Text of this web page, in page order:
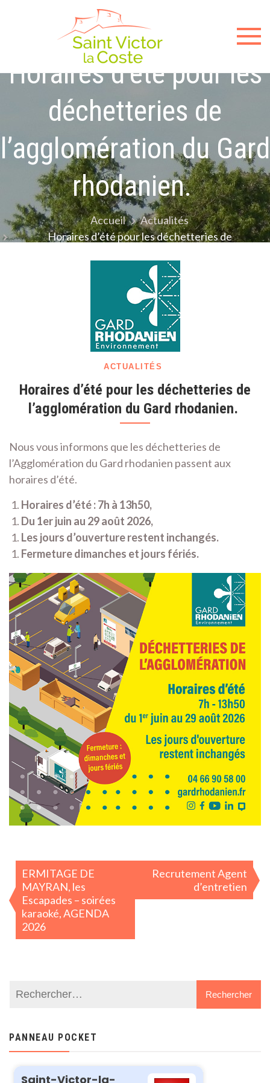
Site
de
la-
Horaires d’été pour les
déchetteries de
l’agglomération du Gard
rhodanien.
Accueil
Actualités
Horaires d’été pour les déchetteries de
ACTUALITÉS
Horaires d’été pour les déchetteries de
l’agglomération du Gard rhodanien.
Nous vous informons que les déchetteries de
l’Agglomération du Gard rhodanien passent aux
horaires d’été.
Horaires d’été : 7h à 13h50,
Du 1er juin au 29 août 2026,
Les jours d’ouverture restent inchangés.
Fermeture dimanches et jours fériés.
Navigation
de
l’article
ERMITAGE DE
MAYRAN, les
Escapades – soirées
karaoké, AGENDA
2026
Recrutement Agent
d’entretien
PANNEAU POCKET